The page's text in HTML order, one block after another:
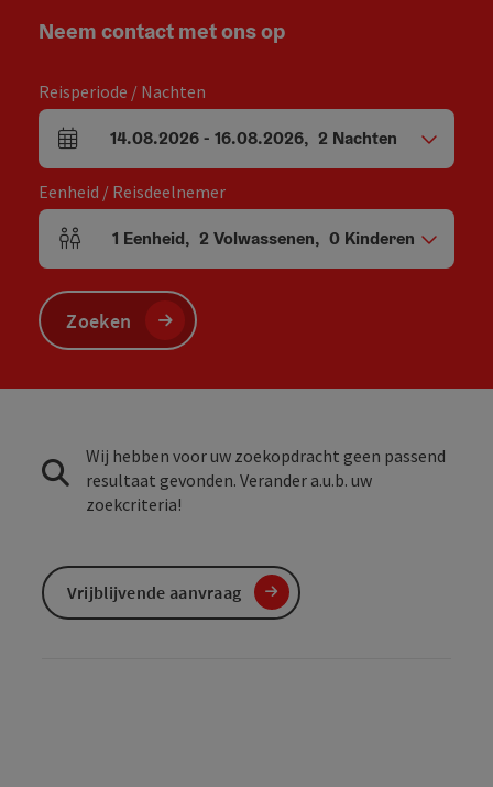
Neem contact met ons op
Reisperiode / Nachten
Velden voor aankomst en vertrek
14.08.2026- 16.08.2026, 2 Nachten
Eenheid / Reisdeelnemer
Aantal eenheden en persoonsvelden
1 Eenheid, 2 Volwassenen, 0 Kinderen
Zoeken
Wij hebben voor uw zoekopdracht geen passend
resultaat gevonden. Verander a.u.b. uw
zoekcriteria!
Vrijblijvende aanvraag